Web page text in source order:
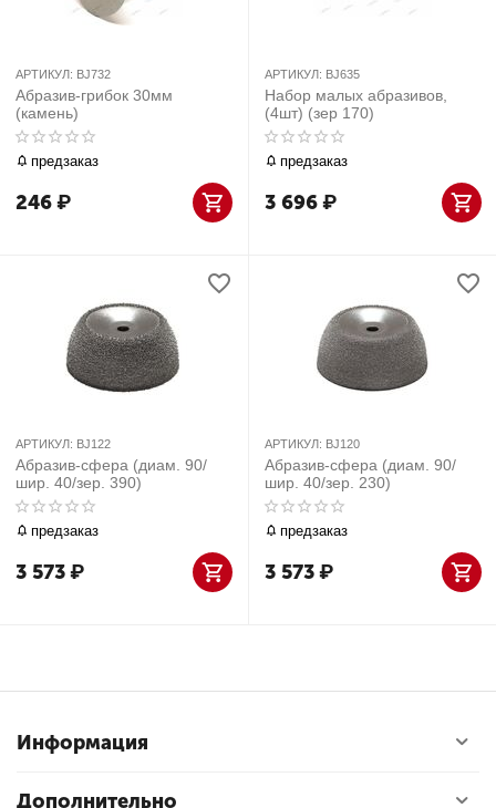
АРТИКУЛ: BJ732
Абразив-грибок 30мм
(камень)
предзаказ
246₽
АРТИКУЛ: BJ635
Набор малых абразивов,
(4шт) (зер 170)
предзаказ
3 696₽
АРТИКУЛ: BJ122
Абразив-сфера (диам. 90/
шир. 40/зер. 390)
предзаказ
3 573₽
АРТИКУЛ: BJ120
Абразив-сфера (диам. 90/
шир. 40/зер. 230)
предзаказ
3 573₽
Информация
Дополнительно